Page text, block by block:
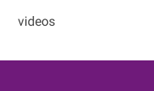
videos